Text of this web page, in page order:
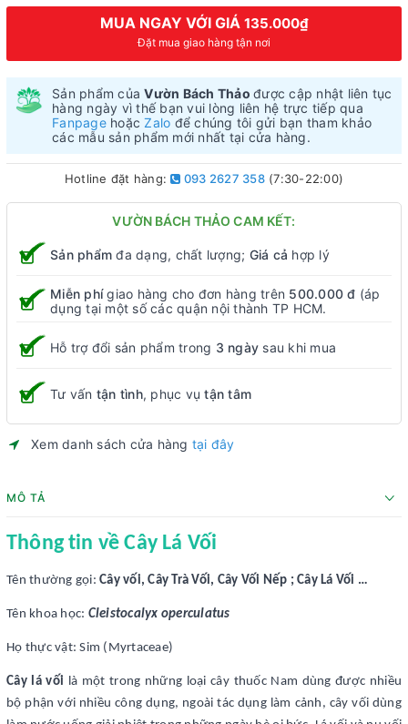
MUA NGAY VỚI GIÁ 135.000₫
Đặt mua giao hàng tận nơi
Sản phẩm củaVườn Bách Thảo được cập nhật liên tục
hàng ngày vì thế bạn vui lòng liên hệ trực tiếp qua
FanpagehoặcZalo để chúng tôi gửi bạn tham khảo
các mẫu sản phẩm mới nhất tại cửa hàng.
Hotline đặt hàng: 093 2627 358(7:30-22:00)
VƯỜN BÁCH THẢO CAM KẾT:
Sản phẩm đa dạng, chất lượng; Giá cả hợp lý
Miễn phígiao hàng cho đơn hàng trên 500.000 đ (áp
dụng tại một số các quận nội thành TP HCM.
Hỗ trợ đổi sản phẩm trong 3 ngày sau khi mua
Tư vấn tận tình, phục vụtận tâm
Xem danh sách cửa hàng tại đây
MÔ TẢ
Thông tin về Cây Lá Vối
Tên thường gọi: Cây vối, Cây Trà Vối, Cây Vối Nếp ; Cây Lá Vối …
Tên khoa học: Cleistocalyx operculatus
Họ thực vật: Sim (Myrtaceae)
Cây lá vối là một trong những loại cây thuốc Nam dùng được nhiều
bộ phận với nhiều công dụng, ngoài tác dụng làm cảnh, cây vối dùng